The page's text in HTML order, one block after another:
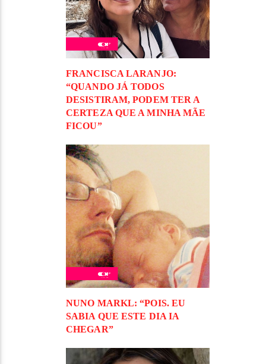
FRANCISCA LARANJO:
“QUANDO JÁ TODOS
DESISTIRAM, PODEM TER A
CERTEZA QUE A MINHA MÃE
FICOU”
NUNO MARKL: “POIS. EU
SABIA QUE ESTE DIA IA
CHEGAR”